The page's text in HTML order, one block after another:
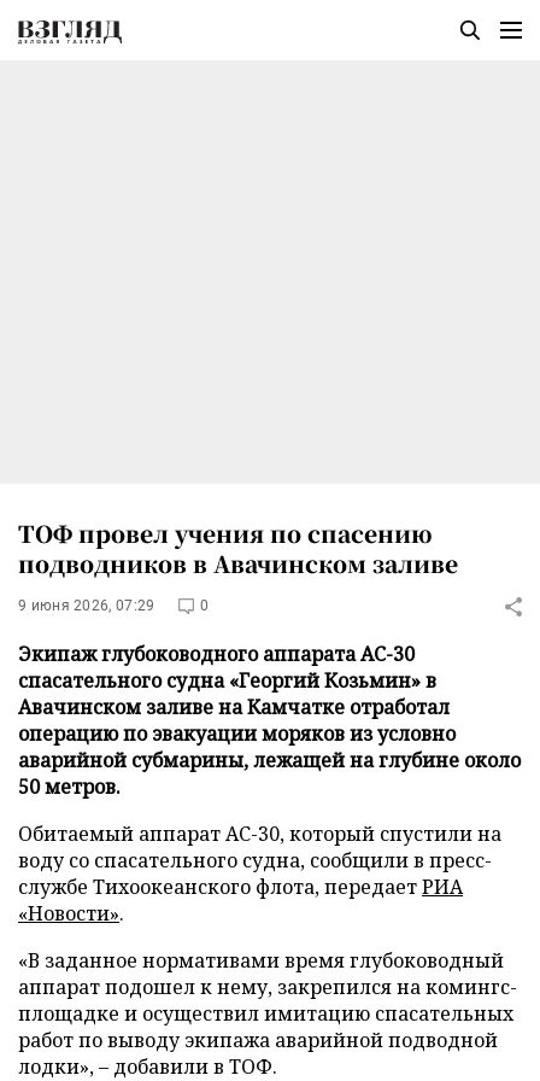
ТОФ провел учения по спасению
подводников в Авачинском заливе
9 июня 2026, 07:29 0
Экипаж глубоководного аппарата АС-30
спасательного судна «Георгий Козьмин» в
Авачинском заливе на Камчатке отработал
операцию по эвакуации моряков из условно
аварийной субмарины, лежащей на глубине около
50 метров.
Обитаемый аппарат АС-30, который спустили на
воду со спасательного судна, сообщили в пресс-
службе Тихоокеанского флота, передаетРИА
«Новости».
«В заданное нормативами время глубоководный
аппарат подошел к нему, закрепился на комингс-
площадке и осуществил имитацию спасательных
работ по выводу экипажа аварийной подводной
лодки», – добавили в ТОФ.